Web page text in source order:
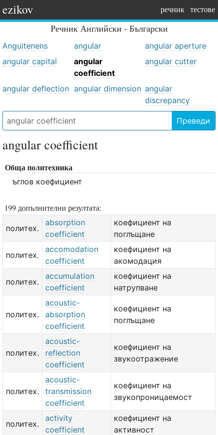
ezikov речник тестове
Речник Английски - Български
Anguitenens angular
angular aperture
angular capital
angular
coefficient
angular cutter
angular deflection angular dimension angular
discrepancy
Преведи
angular coefficient
Обща политехника
ъглов коефициент
199 допълнителни резултата:
политех.
absorption
coefficient
коефициент на
поглъщане
политех.
accomodation
coefficient
коефициент на
акомодация
политех.
accumulation
coefficient
коефициент на
натрупване
политех.
acoustic-
absorption
coefficient
коефициент на
поглъщане
политех.
acoustic-
reflection
coefficient
коефициент на
звукоотражение
политех.
acoustic-
transmission
coefficient
коефициент на
звукопроницаемост
политех.
activity
coefficient
коефициент на
активност